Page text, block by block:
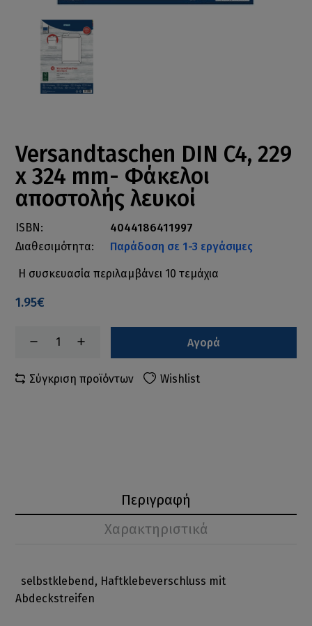
Versandtaschen DIN C4, 229
x 324 mm- Φάκελοι
αποστολής λευκοί
ISBN:
4044186411997
Διαθεσιμότητα:
Παράδοση σε 1-3 εργάσιμες
Η συσκευασία περιλαμβάνει 10 τεμάχια
1.95€
Αγορά
Σύγκριση προϊόντων Wishlist
Περιγραφή
Χαρακτηριστικά
selbstklebend, Haftklebeverschluss mit
Abdeckstreifen